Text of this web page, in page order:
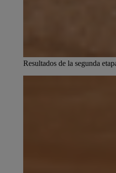
Resultados de la segunda